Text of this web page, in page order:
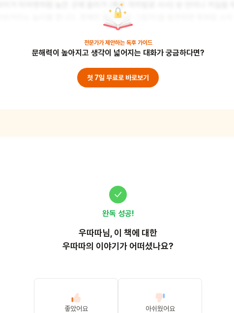
아이가 미어캣처럼 높은 곳에 올라가 (혹은 까치발로 서서) 방 안이나 거실을 두
리번거리는 놀이를 합니다. 정해진 물건(검은 그림자)을 발견하면 휘파람 소리
대신 "앗, 위험해!" 하고 외치며 정해진 안전 구역(굴속)으로 재빨리 숨는 게임을
전문가가 제안하는 독후 가이드
문해력이 높아지고 생각이 넓어지는 대화가 궁금하다면?
첫 7일 무료로 바로보기
완독 성공!
우따따님, 이 책에 대한
우따따의 이야기가 어떠셨나요?
좋았어요 아쉬웠어요